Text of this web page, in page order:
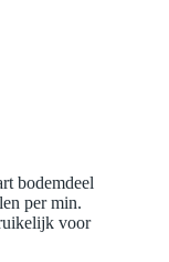
bodemdeel
per min.
voor